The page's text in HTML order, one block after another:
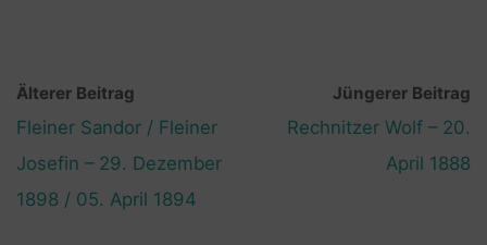
Älterer Beitrag
Fleiner Sandor / Fleiner
Josefin – 29. Dezember
1898 / 05. April 1894
Jüngerer Beitrag
Rechnitzer Wolf – 20.
April 1888